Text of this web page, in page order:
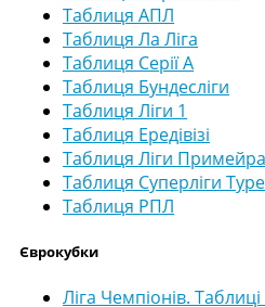
Таблиця АПЛ
Таблиця Ла Ліга
Таблиця Серії А
Таблиця Бундесліги
Таблиця Ліги 1
Таблиця Ередівізі
Таблиця Ліги Примейра
Таблиця Суперліги
Таблиця РПЛ
Єврокубки
Ліга Чемпіонів.